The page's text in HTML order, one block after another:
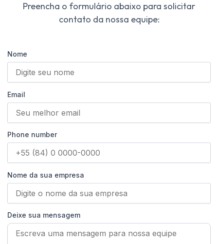
Preencha o formulário abaixo para solicitar
contato da nossa equipe:
Nome
Email
Phone number
Nome da sua empresa
Deixe sua mensagem